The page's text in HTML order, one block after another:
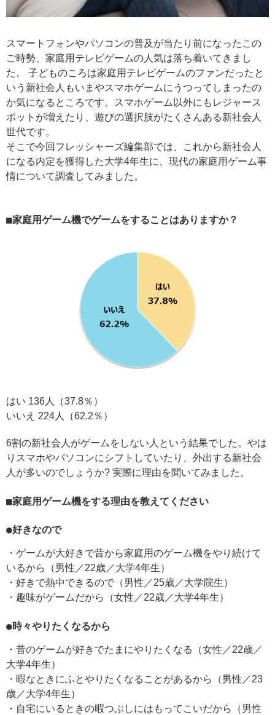
スマートフォンやパソコンの普及が当たり前になったこの
ご時勢、家庭用テレビゲームの人気は落ち着いてきまし
た。 子どものころは家庭用テレビゲームのファンだったと
いう新社会人もいまやスマホゲームにうつってしまったの
か気になるところです。スマホゲーム以外にもレジャース
ポットが増えたり、遊びの選択肢がたくさんある新社会人
世代です。
そこで今回フレッシャーズ編集部では、これから新社会人
になる内定を獲得した大学4年生に、現代の家庭用ゲーム事
情について調査してみました。
■家庭用ゲーム機でゲームをすることはありますか？
はい 136人（37.8％）
いいえ 224人（62.2％）
6割の新社会人がゲームをしない人という結果でした。やは
りスマホやパソコンにシフトしていたり、外出する新社会
人が多いのでしょうか? 実際に理由を聞いてみました。
■家庭用ゲーム機をする理由を教えてください
●好きなので
・ゲームが大好きで昔から家庭用のゲーム機をやり続けて
いるから（男性／22歳／大学4年生）
・好きで熱中できるので（男性／25歳／大学院生）
・趣味がゲームだから（女性／22歳／大学4年生）
●時々やりたくなるから
・昔のゲームが好きでたまにやりたくなる（女性／22歳／
大学4年生）
・暇なときにふとやりたくなることがあるから（男性／23
歳／大学4年生）
・自宅にいるときの暇つぶしにはもってこいだから（男性